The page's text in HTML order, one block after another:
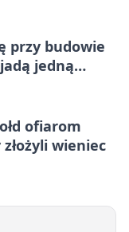
przy budowie
jedną
ofiarom
wieniec